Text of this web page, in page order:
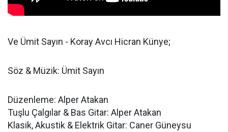
Ve Ümit Sayın - Koray Avcı Hicran Künye;
Söz & Müzik: Ümit Sayın
Düzenleme: Alper Atakan
Tuşlu Çalgılar & Bas Gitar: Alper Atakan
Klasik, Akustik & Elektrik Gitar: Caner Güneysu